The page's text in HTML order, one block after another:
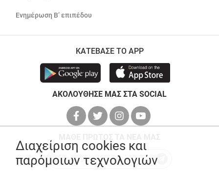
Ενημέρωση Β’ επιπέδου
ΚΑΤΕΒΑΣΕ ΤΟ APP
ΑΚΟΛΟΥΘΗΣΕ ΜΑΣ ΣΤΑ SOCIAL
Διαχείριση cookies και
παρόμοιων τεχνολογιών